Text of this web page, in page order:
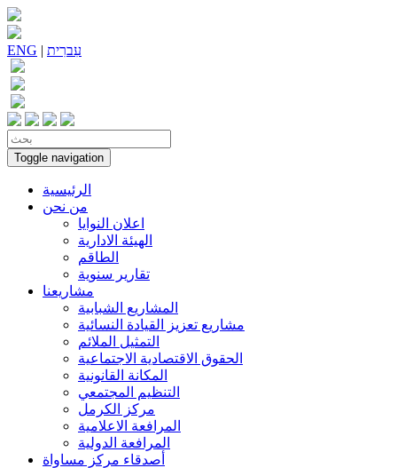
ENG | עִברִית
Toggle navigation
الرئيسية
من نحن
اعلان النوايا
الهيئة الادارية
الطاقم
تقارير سنوية
مشاريعنا
المشاريع الشبابية
مشاريع تعزيز القيادة النسائية
التمثيل الملائم
الحقوق الاقتصادية الاجتماعية
المكانة القانونية
التنظيم المجتمعي
مركز الكرمل
المرافعة الاعلامية
المرافعة الدولية
أصدقاء مركز مساواة